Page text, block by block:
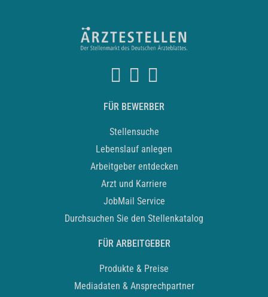
FÜR BEWERBER
Stellensuche
Lebenslauf anlegen
Arbeitgeber entdecken
Arzt und Karriere
JobMail Service
Durchsuchen Sie den Stellenkatalog
FÜR ARBEITGEBER
Produkte & Preise
Mediadaten & Ansprechpartner